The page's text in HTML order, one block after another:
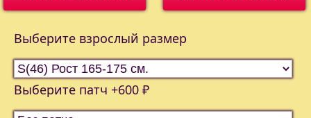
Выберите взрослый размер
Выберите патч +600 ₽